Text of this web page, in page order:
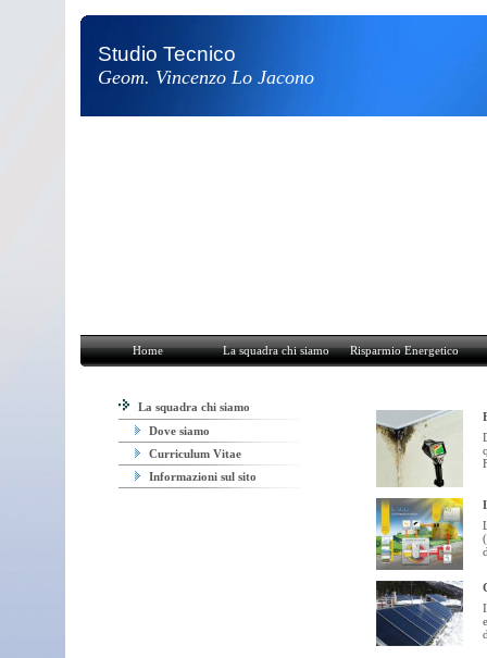
Studio Tecnico
Geom. Vincenzo Lo Jacono
Home La squadra chi siamo Risparmio Energetico Attività e
La squadra chi siamo
Dove siamo
Curriculum Vitae
Informazioni sul sito
Home La squadra chi siamo Risparmio Energetico